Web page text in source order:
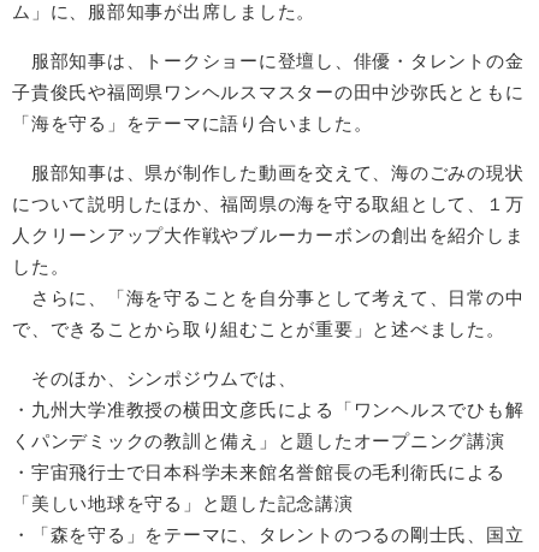
ム」に、服部知事が出席しました。
服部知事は、トークショーに登壇し、俳優・タレントの金
子貴俊氏や福岡県ワンヘルスマスターの田中沙弥氏とともに
「海を守る」をテーマに語り合いました。
服部知事は、県が制作した動画を交えて、海のごみの現状
について説明したほか、福岡県の海を守る取組として、１万
人クリーンアップ大作戦やブルーカーボンの創出を紹介しま
した。
さらに、「海を守ることを自分事として考えて、日常の中
で、できることから取り組むことが重要」と述べました。
そのほか、シンポジウムでは、
・九州大学准教授の横田文彦氏による「ワンヘルスでひも解
くパンデミックの教訓と備え」と題したオープニング講演
・宇宙飛行士で日本科学未来館名誉館長の毛利衛氏による
「美しい地球を守る」と題した記念講演
・
「森を守る」をテーマに、タレントのつるの剛士氏、国立